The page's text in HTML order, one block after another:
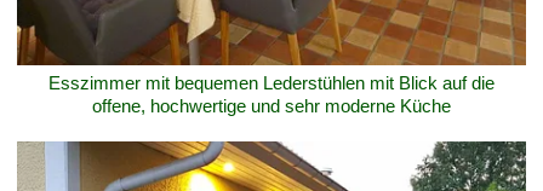
Esszimmer mit bequemen Lederstühlen mit Blick auf die
offene, hochwertige und sehr moderne Küche